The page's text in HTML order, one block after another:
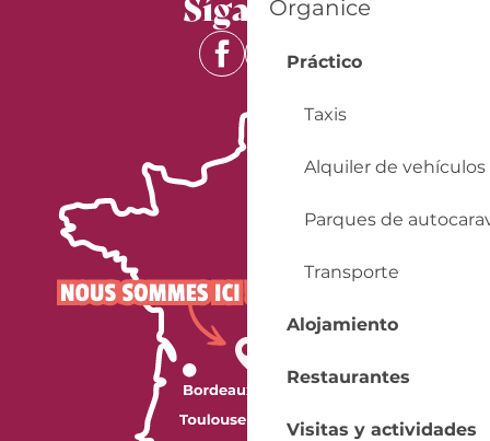
Organice
Práctico
Taxis
Alquiler de vehículos
Parques de
Transporte
Alojamiento
Restaurantes
Visitas y actividades